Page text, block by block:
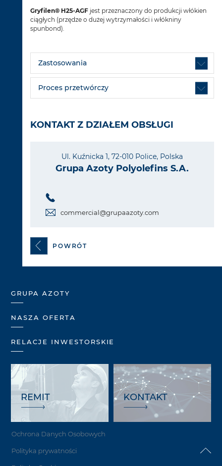
Gryfilen® H25-AGF jest przeznaczony do produkcji włókien
ciągłych (przędze o dużej wytrzymałości i włókniny
spunbond).
Zastosowania
Proces przetwórczy
KONTAKT Z DZIAŁEM OBSŁUGI
Ul. Kuźnicka 1, 72-010 Police, Polska
Grupa Azoty Polyolefins S.A.
commercial@grupaazoty.com
POWRÓT
GRUPA AZOTY
NASZA OFERTA
RELACJE INWESTORSKIE
REMIT KONTAKT
Ochrona Danych Osobowych
Polityka prywatności